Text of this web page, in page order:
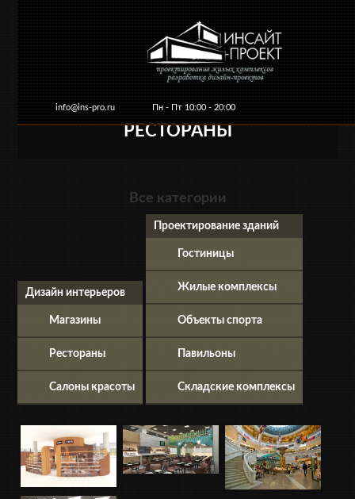
info@ins-pro.ru Пн - Пт 10:00 - 20:00
РЕСТОРАНЫ
Все категории
Дизайн интерьеров
Магазины
Рестораны
Салоны красоты
Проектирование зданий
Гостиницы
Жилые комплексы
Объекты спорта
Павильоны
Складские комплексы